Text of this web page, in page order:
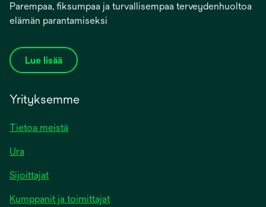
Parempaa, fiksumpaa ja turvallisempaa terveydenhuoltoa
elämän parantamiseksi
Lue lisää
Yrityksemme
Tietoa meistä
Ura
Sijoittajat
Kumppanit ja toimittajat